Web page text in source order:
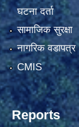
घटना दर्ता
सामाजिक सुरक्षा
नागरिक वडापत्र
CMIS
Reports